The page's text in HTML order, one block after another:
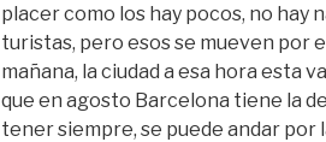
placer como los hay pocos, no hay
turistas, pero esos se mueven por
mañana, la ciudad a esa hora esta
que en agosto Barcelona tiene la
tener siempre, se puede andar por